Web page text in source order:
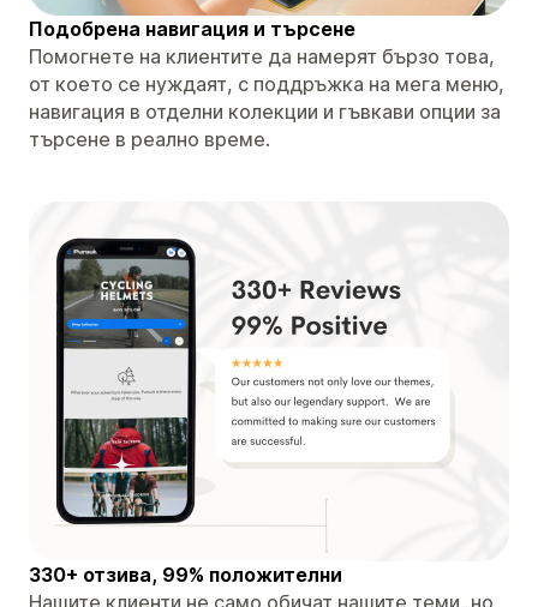
Подобрена навигация и търсене
Помогнете на клиентите да намерят бързо това,
от което се нуждаят, с поддръжка на мега меню,
навигация в отделни колекции и гъвкави опции за
търсене в реално време.
330+ отзива, 99% положителни
Нашите клиенти не само обичат нашите теми, но